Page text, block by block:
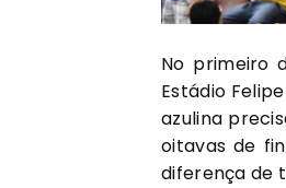
No primeiro
Estádio
azulina
oitavas de
diferença de